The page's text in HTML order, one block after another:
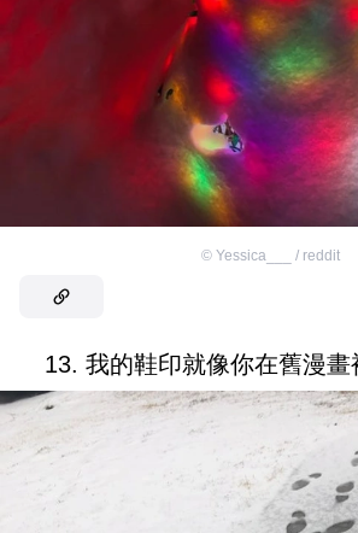
© Yessica___ / reddit
13. 我的鞋印就像你在舊漫畫